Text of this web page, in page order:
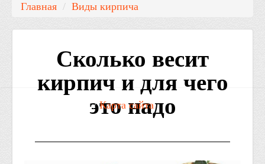
Главная / Виды кирпича
Сколько весит
кирпич и для чего
это надо
Контакты: Email: /Карта сайта